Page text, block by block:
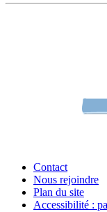
Contact
Nous rejoindre
Plan du site
Accessibilité :